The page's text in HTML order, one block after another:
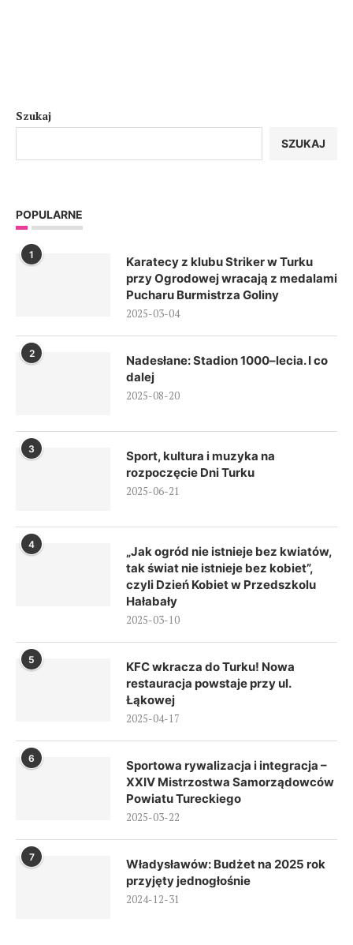
Szukaj
SZUKAJ
POPULARNE
1
Karatecy z klubu Striker w Turku
przy Ogrodowej wracają z medalami
Pucharu Burmistrza Goliny
2025-03-04
2
Nadesłane: Stadion 1000–lecia. I co
dalej
2025-08-20
3
Sport, kultura i muzyka na
rozpoczęcie Dni Turku
2025-06-21
4
„Jak ogród nie istnieje bez kwiatów,
tak świat nie istnieje bez kobiet”,
czyli Dzień Kobiet w Przedszkolu
Hałabały
2025-03-10
5
KFC wkracza do Turku! Nowa
restauracja powstaje przy ul.
Łąkowej
2025-04-17
6
Sportowa rywalizacja i integracja –
XXIV Mistrzostwa Samorządowców
Powiatu Tureckiego
2025-03-22
7
Władysławów: Budżet na 2025 rok
przyjęty jednogłośnie
2024-12-31